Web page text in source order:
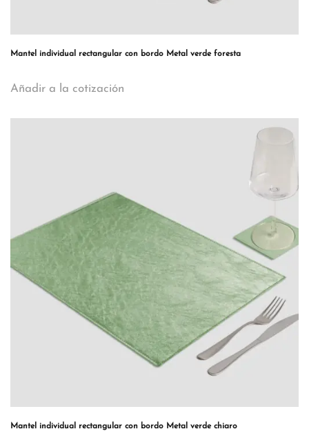
Mantel individual rectangular con bordo Metal verde foresta
Añadir a la cotización
Mantel individual rectangular con bordo Metal verde chiaro